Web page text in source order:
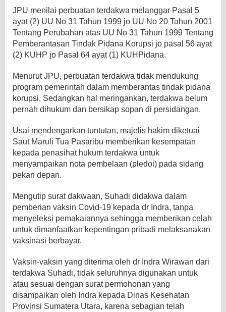
JPU menilai perbuatan terdakwa melanggar Pasal 5
ayat (2) UU No 31 Tahun 1999 jo UU No 20 Tahun 2001
Tentang Perubahan atas UU No 31 Tahun 1999 Tentang
Pemberantasan Tindak Pidana Korupsi jo pasal 56 ayat
(2) KUHP jo Pasal 64 ayat (1) KUHPidana.
Menurut JPU, perbuatan terdakwa tidak mendukung
program pemerintah dalam memberantas tindak pidana
korupsi. Sedangkan hal meringankan, terdakwa belum
pernah dihukum dan bersikap sopan di persidangan.
Usai mendengarkan tuntutan, majelis hakim diketuai
Saut Maruli Tua Pasaribu memberikan kesempatan
kepada penasihat hukum terdakwa untuk
menyampaikan nota pembelaan (pledoi) pada sidang
pekan depan.
Mengutip surat dakwaan, Suhadi didakwa dalam
pemberian vaksin Covid-19 kepada dr Indra, tanpa
menyeleksi pemakaiannya sehingga memberikan celah
untuk dimanfaatkan kepentingan pribadi melaksanakan
vaksinasi berbayar.
Vaksin-vaksin yang diterima oleh dr Indra Wirawan dari
terdakwa Suhadi, tidak seluruhnya digunakan untuk
atau sesuai dengan surat permohonan yang
disampaikan oleh Indra kepada Dinas Kesehatan
Provinsi Sumatera Utara, karena sebagian telah